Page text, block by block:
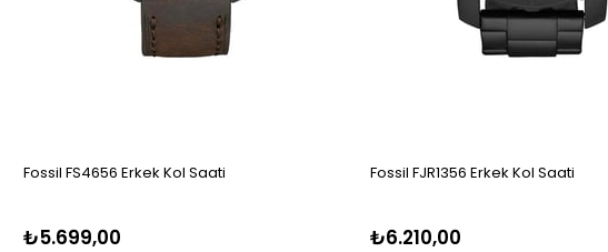
Fossil FS4656 Erkek Kol Saati
₺5.699,00
Fossil FJR1356 Erkek Kol Saati
₺6.210,00